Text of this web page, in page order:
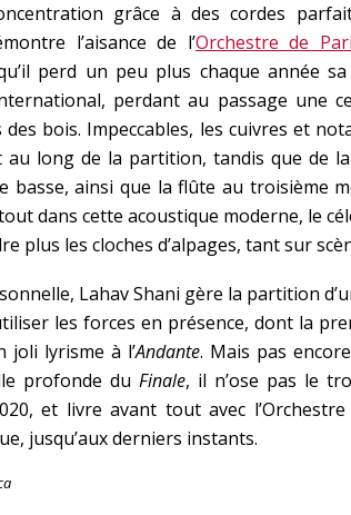
grâce à des cordes
l’aisance de l’Orchestre de
perd un peu plus chaque année
perdant au passage une
bois. Impeccables, les cuivres et
au long de la partition, tandis que de
basse, ainsi que la flûte au troisième
dans cette acoustique moderne, le
plus les cloches d’alpages, tant sur
Lahav Shani gère la partition
les forces en présence, dont la
joli lyrisme à l’Andante. Mais pas
profonde duFinale, il n’ose pas le
et livre avant tout avec
jusqu’aux derniers instants.